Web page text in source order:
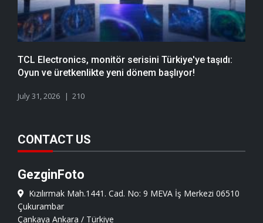
TCL Electronics, monitör serisini Türkiye'ye taşıdı:
Oyun ve üretkenlikte yeni dönem başlıyor!
July 31, 2026 210
CONTACT US
GezginFoto
Kızılırmak Mah.1441. Cad. No: 9 MEVA İş Merkezi 06510
Çukurambar
Çankaya Ankara / Türkiye